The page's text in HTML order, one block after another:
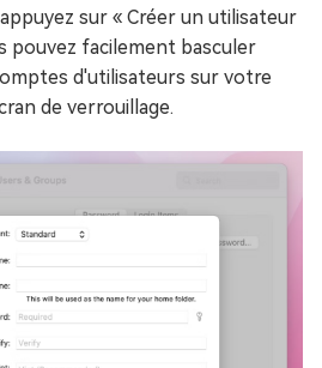
sur « Créer un utilisateur
pouvez facilement basculer
d'utilisateurs sur votre
de verrouillage.